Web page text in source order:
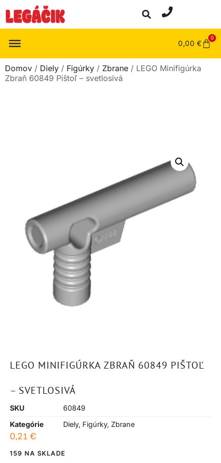
0,00 €
0
Domov / Diely / Figúrky / Zbrane / LEGO Minifigúrka
Zbraň 60849 Pištoľ – svetlosivá
LEGO MINIFIGÚRKA ZBRAŇ 60849 PIŠTOĽ
– SVETLOSIVÁ
SKU
60849
Kategórie
Diely, Figúrky, Zbrane
0,21 €
159 NA SKLADE